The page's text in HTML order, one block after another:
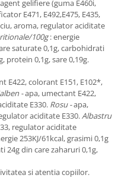
gelifiere (guma E460i,
E471, E492,E475, E435,
aroma, regulator aciditate
100g: energie
saturate 0,1g, carbohidrati
protein 0,1g, sare 0,19g.
E422, colorant E151, E102*,
-apa, umectant E422,
E330. Rosu -apa,
aciditate E330.Albastru
regulator aciditate
253KJ/61kcal, grasimi 0,1g
24g din care zaharuri 0,1g,
si atentia copiilor.